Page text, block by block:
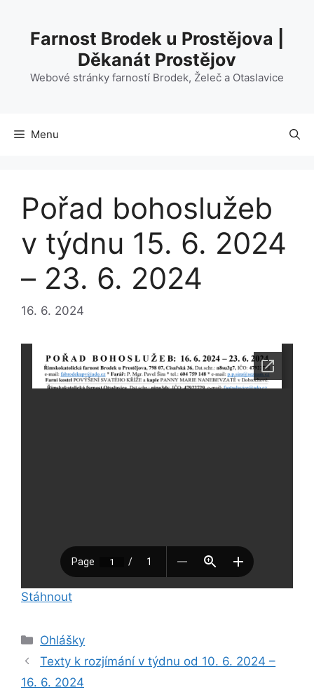
obsahFarnost Brodek u Prostějova |
Děkanát Prostějov
Webové stránky farností Brodek, Želeč a Otaslavice
Menu
Pořad bohoslužeb
v týdnu 15. 6. 2024
– 23. 6. 2024
16. 6. 2024
Stáhnout
Rubriky
Ohlášky
Texty k rozjímání v týdnu od 10. 6. 2024 –
16. 6. 2024